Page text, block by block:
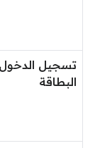
تسجيل
البطاقة